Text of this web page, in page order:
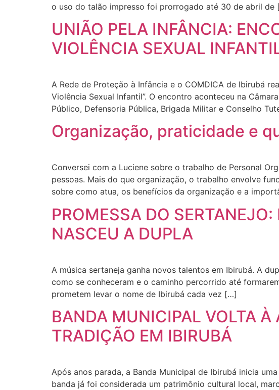
o uso do talão impresso foi prorrogado até 30 de abril de
UNIÃO PELA INFÂNCIA:
VIOLÊNCIA SEXUAL
A Rede de Proteção à Infância e o COMDICA de Ibirubá
Violência Sexual Infantil”. O encontro aconteceu na
Público, Defensoria Pública, Brigada Militar e Conselho
Organização, praticidade e
Conversei com a Luciene sobre o trabalho de Personal
pessoas. Mais do que organização, o trabalho envolve
sobre como atua, os benefícios da organização e a
PROMESSA DO
NASCEU A DUPLA
A música sertaneja ganha novos talentos em Ibirubá. A
como se conheceram e o caminho percorrido até
prometem levar o nome de Ibirubá cada vez […]
BANDA MUNICIPAL VOLTA À
TRADIÇÃO EM IBIRUBÁ
Após anos parada, a Banda Municipal de Ibirubá inicia
banda já foi considerada um patrimônio cultural local,